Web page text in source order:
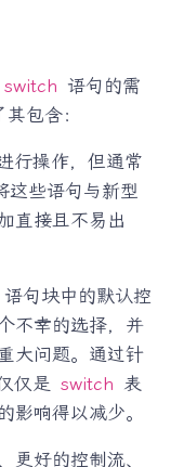
switch 语句的需
包含：
行操作，但通常
这些语句与新型
直接且不易出
语句块中的默认控
不幸的选择，并
大问题。通过针
仅是 switch 表
影响得以减少。
更好的控制流、